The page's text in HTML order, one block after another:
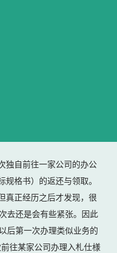
独自前往一家公司的办公
格书）的返还与领取。
真正经历之后才发现，很
去还是会有些紧张。因此
后第一次办理类似业务的
往某家公司办理入札仕様